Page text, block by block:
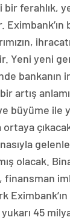
bir ferahlık,
Yeni yeni
bankanın
artış
büyüme ile
ortaya
olacak.
Eximbank’ın
yukarı 45